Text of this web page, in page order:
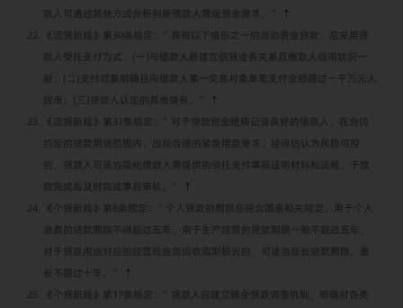
款人可通过其他方式分析判断借款人营运资金需求。”
↑
《流贷新规》第30条规定：”具有以下情形之一的流动资金贷款，应采用贷
款人受托支付方式：(一)与借款人新建立信贷业务关系且借款人信用状况一
般；(二)支付对象明确且向借款人某一交易对象单笔支付金额超过一千万元人
民币；(三)贷款人认定的其他情形。”
↑
《流贷新规》第31条规定：”对于贷款资金使用记录良好的借款人，在合同
约定的贷款用途范围内，出现合理的紧急用款需求，经评估认为风险可控
的，贷款人可适当简化借款人需提供的受托支付事前证明材料和流程，于放
款完成后及时完成事后审核。”
↑
《个贷新规》第8条规定：”个人贷款的期限应符合国家相关规定。用于个人
消费的贷款期限不得超过五年；用于生产经营的贷款期限一般不超过五年，
对于贷款用途对应的经营现金流回收周期较长的，可适当延长贷款期限，最
长不超过十年。”
↑
《个贷新规》第17条规定：”贷款人应建立健全贷款调查机制，明确对各类